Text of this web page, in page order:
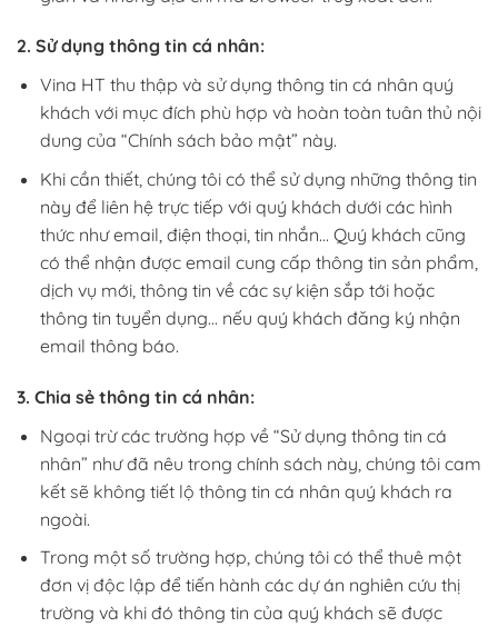
2. Sử dụng thông tin cá nhân:
Vina HT thu thập và sử dụng thông tin cá nhân quý
khách với mục đích phù hợp và hoàn toàn tuân thủ nội
dung của “Chính sách bảo mật” này.
Khi cần thiết, chúng tôi có thể sử dụng những thông tin
này để liên hệ trực tiếp với quý khách dưới các hình
thức như email, điện thoại, tin nhắn… Quý khách cũng
có thể nhận được email cung cấp thông tin sản phẩm,
dịch vụ mới, thông tin về các sự kiện sắp tới hoặc
thông tin tuyển dụng… nếu quý khách đăng ký nhận
email thông báo.
3. Chia sẻ thông tin cá nhân:
Ngoại trừ các trường hợp về “Sử dụng thông tin cá
nhân” như đã nêu trong chính sách này, chúng tôi cam
kết sẽ không tiết lộ thông tin cá nhân quý khách ra
ngoài.
Trong một số trường hợp, chúng tôi có thể thuê một
đơn vị độc lập để tiến hành các dự án nghiên cứu thị
trường và khi đó thông tin của quý khách sẽ được